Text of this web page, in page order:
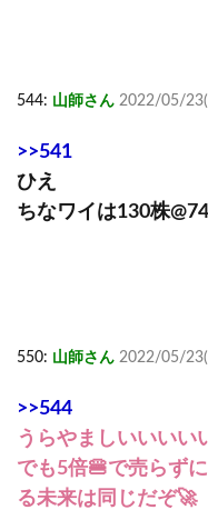
544: 山師さん 2022/05/23(
>>541
ひえ
ちなワイは130株
550: 山師さん 2022/05/23(
>>544
うらやましいいいい
でも5倍🍔で売らず
る未来は同じだぞ🚀